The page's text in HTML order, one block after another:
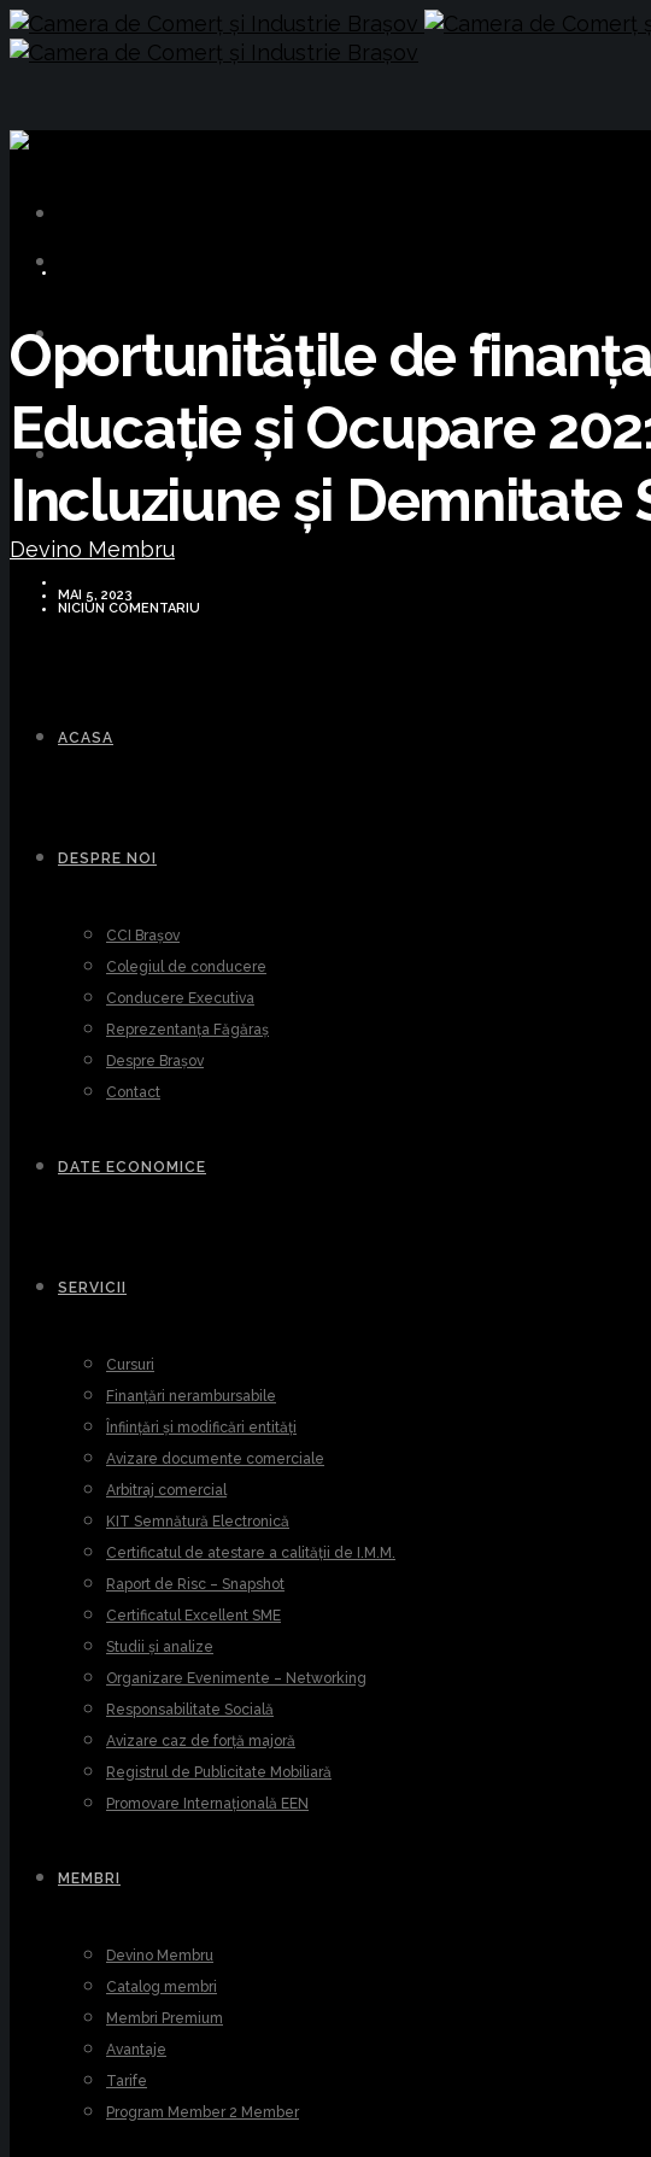
Devino Membru
ACASA
DESPRE NOI
CCI Brașov
Colegiul de conducere
Conducere Executiva
Reprezentanța Făgăraș
Despre Brașov
Contact
DATE ECONOMICE
SERVICII
Cursuri
Finanțări nerambursabile
Înființări și modificări entități
Avizare documente comerciale
Arbitraj comercial
KIT Semnătură Electronică
Certificatul de atestare a calității de I.M.M.
Raport de Risc – Snapshot
Certificatul Excellent SME
Studii și analize
Organizare Evenimente – Networking
Responsabilitate Socială
Avizare caz de forță majoră
Registrul de Publicitate Mobiliară
Promovare Internațională EEN
MEMBRI
Devino Membru
Catalog membri
Membri Premium
Avantaje
Tarife
Program Member 2 Member
Oportunităţile de
Educaţie şi Ocupare
Incluziune şi Demnitate
MAI 5, 2023
NICIUN COMENTARIU